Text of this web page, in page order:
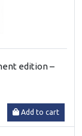
edition –
Add to cart